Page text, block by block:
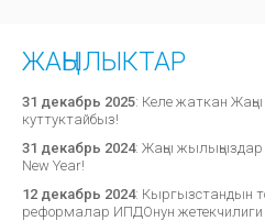
ЖАҢЫЛЫКТАР
31 декабрь 2025: Келе жаткан
куттуктайбыз!
31 декабрь 2024: Жаңы
New Year!
12 декабрь 2024: Кыргызстандын
реформалар ИПДОнун